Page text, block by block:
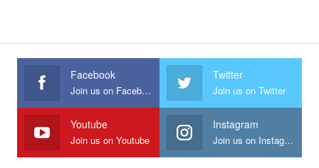
Facebook
Join us on Facebook
Twitter
Join us on Twitter
Youtube
Join us on Youtube
Instagram
Join us on Instagram